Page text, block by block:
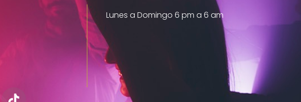
Lunes a Domingo 6 pm a 6 am